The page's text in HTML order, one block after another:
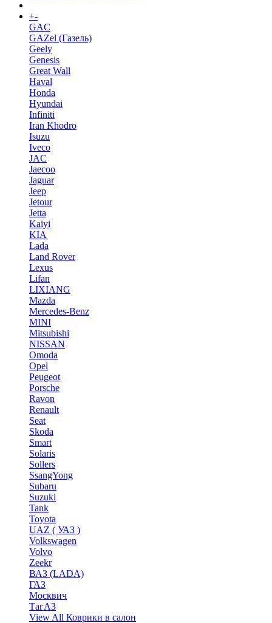
+-
GAC
GAZel (Газель)
Geely
Genesis
Great Wall
Haval
Honda
Hyundai
Infiniti
Iran Khodro
Isuzu
Iveco
JAC
Jaecoo
Jaguar
Jeep
Jetour
Jetta
Kaiyi
KIA
Lada
Land Rover
Lexus
Lifan
LIXIANG
Mazda
Mercedes-Benz
MINI
Mitsubishi
NISSAN
Omoda
Opel
Peugeot
Porsche
Ravon
Renault
Seat
Skoda
Smart
Solaris
Sollers
SsangYong
Subaru
Suzuki
Tank
Toyota
UAZ ( УАЗ )
Volkswagen
Volvo
Zeekr
ВАЗ (LADA)
ГАЗ
Москвич
ТагАЗ
View All Коврики в салон